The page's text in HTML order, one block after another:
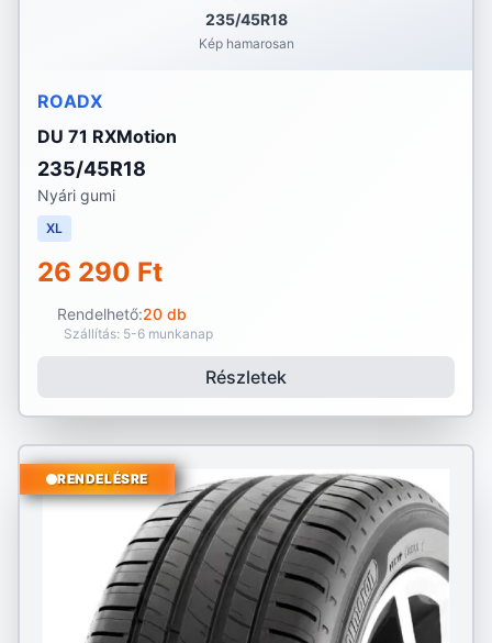
235/45R18
Kép hamarosan
ROADX
DU 71 RXMotion
235/45R18
Nyári gumi
XL
26 290 Ft
Rendelhető:20 db
Szállítás: 5-6 munkanap
Részletek
RENDELÉSRE